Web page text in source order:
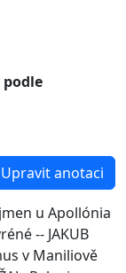
Upravit anotaci
u Apollónia
-- JAKUB
v Maniliově